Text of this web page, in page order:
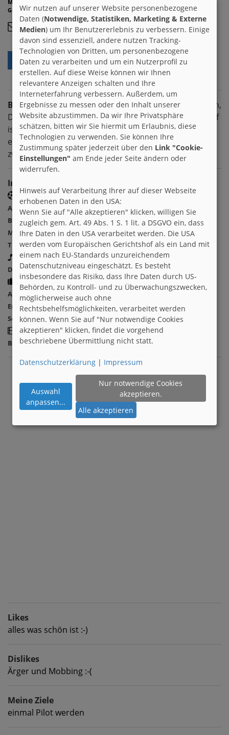
Mitglied seit:
Geburtstag:14.5.2000 (26)
1
ALS FREUND MARKIEREN
Busstopist männlich, 26 Jahre alt und wohnt in Bayern,
Deutschland. Sein Sternzeichen ist Stier und sein Beruf
ist Schüler. Busstop spricht deutsch, französisch,
englisch und sucht viele männliche Brieffreunde
zwischen 8 & 18 Jahren.
Interessen
Sport
American Football Basketball Beachvolleyball Biathlon
Boxen Eishockey Hockey Leichtathletik
Motorsport
Mountainbiking Rugby Schwimmen
Ski/Snowboard
Tischtennis
Turnen Volleyball Wandern Wassersport
Musik
Deutschrock Klassik Pop
Reisen
Amerika Berge Camping
Entdeckungsreisen
Erholungsreisen Europa Luxusurlaub Meer Ozeanien
Seereisen
Sportreisen
Kultur
Bücher Festival Kino Konzerte Museen Oper
Likes
alles was schön ist :-)
Dislikes
Ärger und Mobbing :-(
Meine Ziele
einmal Pilot werden
Wir nutzen auf unserer Website personenbezogene
Daten (Notwendige, Statistiken, Marketing & Externe
Medien) um Ihr Benutzererlebnis zu verbessern. Einige
davon sind essenziell, andere nutzen Tracking-
Technologien von Dritten, um personenbezogene
Daten zu verarbeiten und um ein Nutzerprofil zu
erstellen. Auf diese Weise können wir Ihnen
relevantere Anzeigen schalten und Ihre
Interneterfahrung verbessern. Außerdem, um
Ergebnisse zu messen oder den Inhalt unserer
Website abzustimmen. Da wir Ihre Privatsphäre
schätzen, bitten wir Sie hiermit um Erlaubnis, diese
Technologien zu verwenden. Sie können Ihre
Zustimmung später jederzeit über den Link "Cookie-
Einstellungen" am Ende jeder Seite ändern oder
widerrufen.
Hinweis auf Verarbeitung Ihrer auf dieser Webseite
erhobenen Daten in den USA:
Wenn Sie auf "Alle akzeptieren" klicken, willigen Sie
zugleich gem. Art. 49 Abs. 1 S. 1 lit. a DSGVO ein, dass
Ihre Daten in den USA verarbeitet werden. Die USA
werden vom Europäischen Gerichtshof als ein Land mit
einem nach EU-Standards unzureichendem
Datenschutzniveau eingeschätzt. Es besteht
insbesondere das Risiko, dass Ihre Daten durch US-
Behörden, zu Kontroll- und zu Überwachungszwecken,
möglicherweise auch ohne
Rechtsbehelfsmöglichkeiten, verarbeitet werden
können. Wenn Sie auf "Nur notwendige Cookies
akzeptieren" klicken, findet die vorgehend
beschriebene Übermittlung nicht statt.
Datenschutzerklärung | Impressum
Auswahl
anpassen...
Nur notwendige Cookies
akzeptieren.
Alle akzeptieren